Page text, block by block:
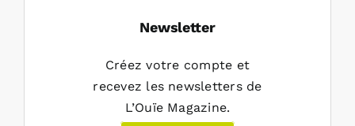
Newsletter
Créez votre compte et
recevez les newsletters de
L’Ouïe Magazine.